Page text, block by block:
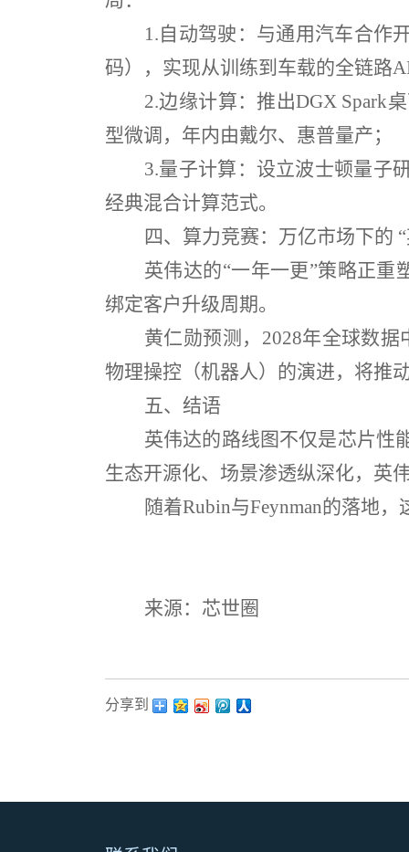
1.自动驾驶：与通用汽车合作
码），实现从训练到车载的全链路
2.边缘计算：推出DGX Spark
型微调，年内由戴尔、惠普量产；
3.量子计算：设立波士顿量子
经典混合计算范式。
四、算力竞赛：万亿市场下的
英伟达的“一年一更”策略正重
绑定客户升级周期。
黄仁勋预测， 2028年全球数据
物理操控（机器人）的演进，将推
五、结语
英伟达的路线图不仅是芯片性
生态开源化、场景渗透纵深化，英
随着Rubin与Feynman的落地，
来源：芯世圈
分享到：